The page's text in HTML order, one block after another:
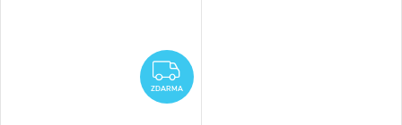
ZDARMA
ZDARMA